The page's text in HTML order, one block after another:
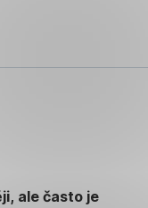
ale často je